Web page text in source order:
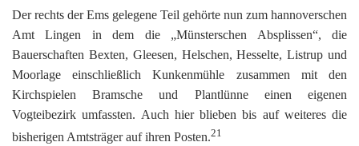
Der rechts der Ems gelegene Teil gehörte nun zum hannoverschen
Amt Lingen in dem die „Münsterschen Absplissen“, die
Bauerschaften Bexten, Gleesen, Helschen, Hesselte, Listrup und
Moorlage einschließlich Kunkenmühle zusammen mit den
Kirchspielen Bramsche und Plantlünne einen eigenen
Vogteibezirk umfassten. Auch hier blieben bis auf weiteres die
bisherigen Amtsträger auf ihren Posten.21